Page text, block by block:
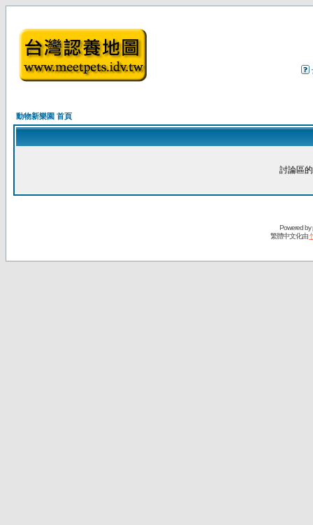
動物新樂園 首頁
討論區
Powered by
繁體中文化由